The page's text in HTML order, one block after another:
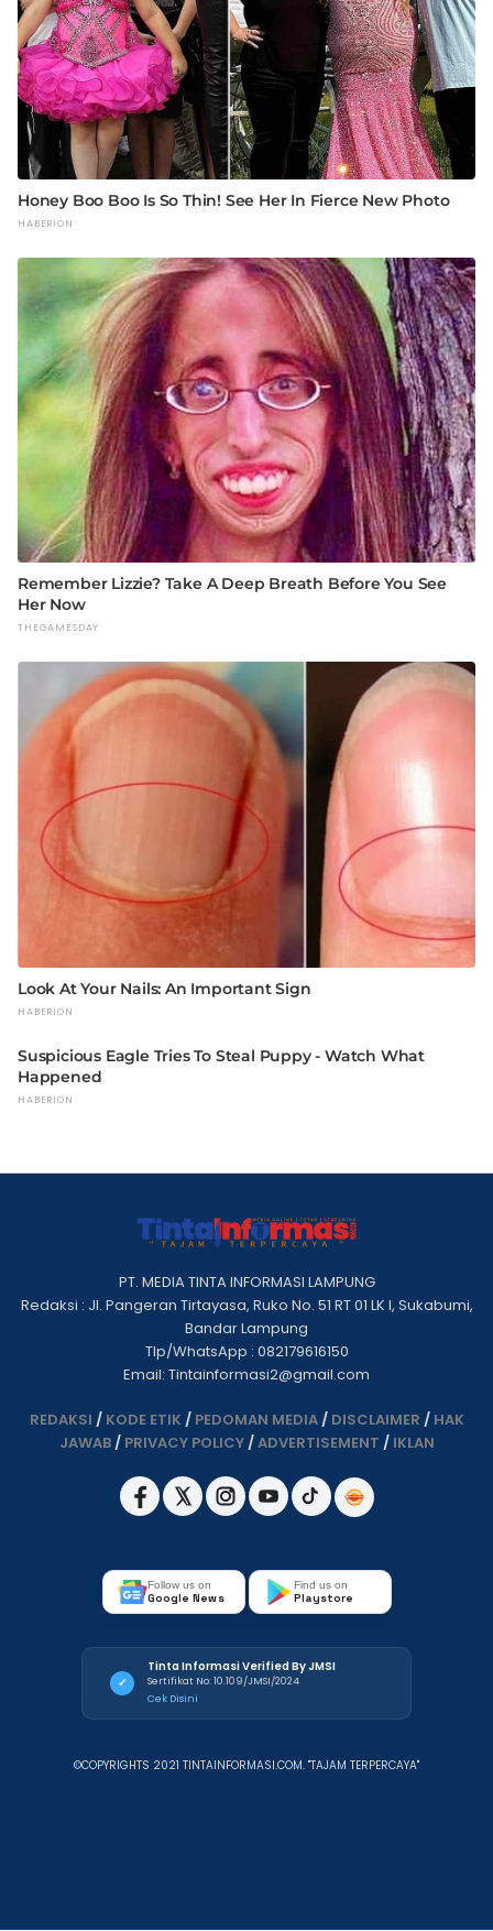
PT. MEDIA TINTA INFORMASI LAMPUNG
Redaksi : Jl. Pangeran Tirtayasa, Ruko No. 51 RT 01 LK I, Sukabumi,
Bandar Lampung
Tlp/WhatsApp : 082179616150
Email: Tintainformasi2@gmail.com
REDAKSI / KODE ETIK / PEDOMAN MEDIA/ DISCLAIMER / HAK
JAWAB/ PRIVACY POLICY/ADVERTISEMENT / IKLAN
Follow us on
Google News
Find us on
Playstore
✓
Tinta Informasi Verified By JMSI
Sertifikat No: 10.109/JMSI/2024
Cek Disini
©COPYRIGHTS 2021 TINTAINFORMASI.COM. "TAJAM TERPERCAYA"